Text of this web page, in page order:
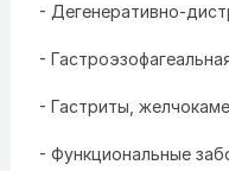
- Дегенеративно-
-
- Гастриты,
- Функциональные